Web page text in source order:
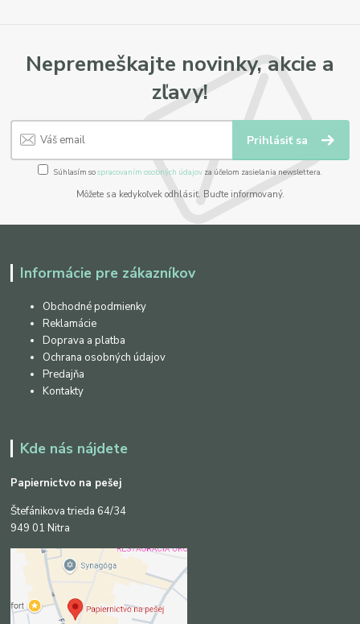
Nepremeškajte novinky, akcie a
zľavy!
Prihlásiť sa
Súhlasím sospracovaním osobných údajov za účelom zasielania newslettera.
Môžete sa kedykoľvek odhlásiť. Buďte informovaný.
Informácie pre zákazníkov
Obchodné podmienky
Reklamácie
Doprava a platba
Ochrana osobných údajov
Predajňa
Kontakty
Kde nás nájdete
Papiernictvo na pešej
Štefánikova trieda 64/34
949 01 Nitra